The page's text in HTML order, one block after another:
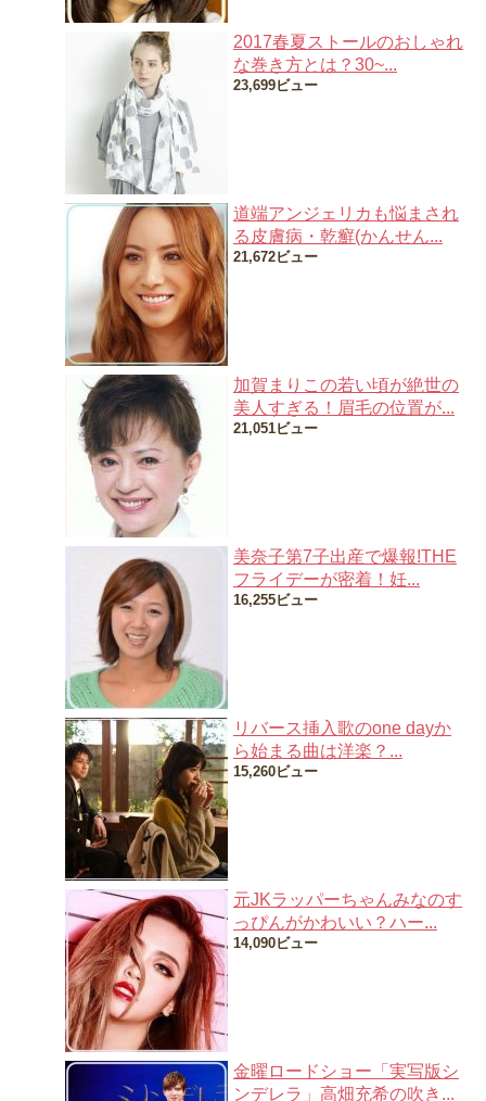
2017春夏ストールのおしゃれ
な巻き方とは？30~...
23,699ビュー
道端アンジェリカも悩まされ
る皮膚病・乾癬(かんせん...
21,672ビュー
加賀まりこの若い頃が絶世の
美人すぎる！眉毛の位置が...
21,051ビュー
美奈子第7子出産で爆報!THE
フライデーが密着！妊...
16,255ビュー
リバース挿入歌のone dayか
ら始まる曲は洋楽？...
15,260ビュー
元JKラッパーちゃんみなのす
っぴんがかわいい？ハー...
14,090ビュー
金曜ロードショー「実写版シ
ンデレラ」高畑充希の吹き...